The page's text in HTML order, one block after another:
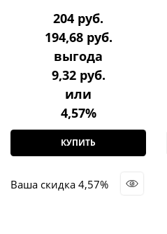
204 руб.
194,68 руб.
выгода
9,32 руб.
или
4,57%
КУПИТЬ
Ваша скидка 4,57%